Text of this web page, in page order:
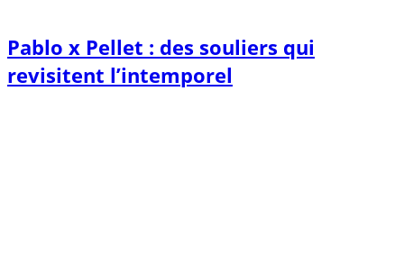
Pablo x Pellet : des souliers qui
revisitent l’intemporel